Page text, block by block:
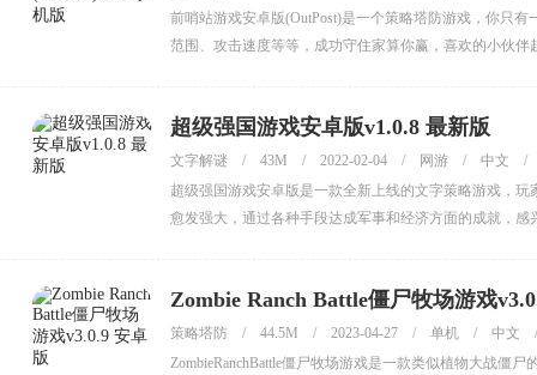
前哨站游戏安卓版(OutPost)是一个策略塔防游戏，你只
范围、攻击速度等等，成功守住家算你赢，喜欢的小伙伴
超级强国游戏安卓版v1.0.8 最新版
文字解谜 / 43M / 2022-02-04 / 网游 / 中文
/
超级强国游戏安卓版是一款全新上线的文字策略游戏，
愈发强大，通过各种手段达成军事和经济方面的成就，感
Zombie Ranch Battle僵尸牧场游戏
策略塔防 / 44.5M / 2023-04-27 / 单机 / 中文
/
ZombieRanchBattle僵尸牧场游戏是一款类似植物大战僵